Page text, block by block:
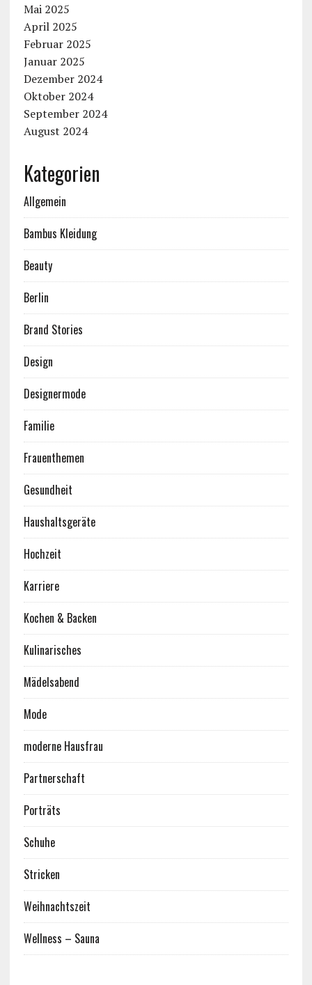
Mai 2025
April 2025
Februar 2025
Januar 2025
Dezember 2024
Oktober 2024
September 2024
August 2024
Kategorien
Allgemein
Bambus Kleidung
Beauty
Berlin
Brand Stories
Design
Designermode
Familie
Frauenthemen
Gesundheit
Haushaltsgeräte
Hochzeit
Karriere
Kochen & Backen
Kulinarisches
Mädelsabend
Mode
moderne Hausfrau
Partnerschaft
Porträts
Schuhe
Stricken
Weihnachtszeit
Wellness – Sauna